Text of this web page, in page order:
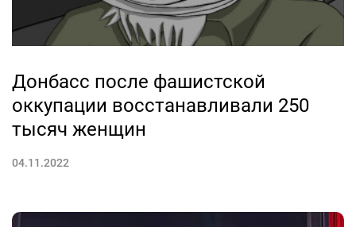
Донбасс после фашистской
оккупации восстанавливали 250
тысяч женщин
04.11.2022